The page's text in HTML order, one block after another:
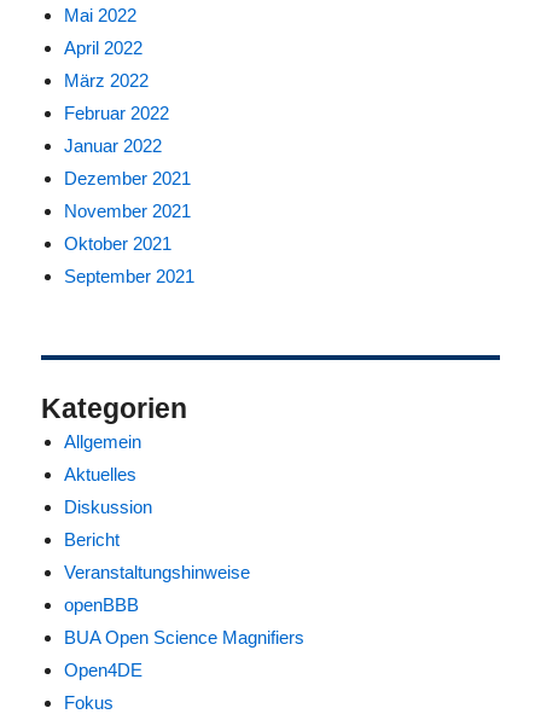
Mai 2022
April 2022
März 2022
Februar 2022
Januar 2022
Dezember 2021
November 2021
Oktober 2021
September 2021
Kategorien
Allgemein
Aktuelles
Diskussion
Bericht
Veranstaltungshinweise
openBBB
BUA Open Science Magnifiers
Open4DE
Fokus